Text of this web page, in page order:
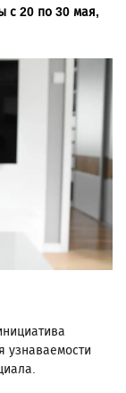
с 20 по 30 мая,
узнаваемости